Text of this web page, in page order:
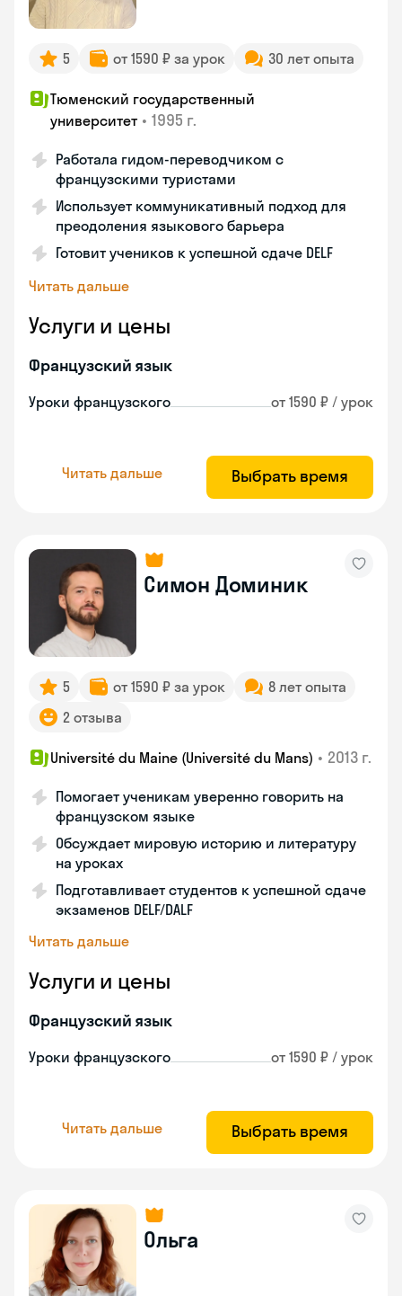
5 от 1590 ₽ за урок 30 лет опыта
Тюменский государственный
университет • 1995 г.
Работала гидом-переводчиком с
французскими туристами
Использует коммуникативный подход для
преодоления языкового барьера
Готовит учеников к успешной сдаче DELF
Читать дальше
Услуги и цены
Французский язык
Уроки французского от 1590 ₽ / урок
Читать дальше Выбрать время
Симон Доминик
5 от 1590 ₽ за урок
8 лет опыта
2 отзыва
Université du Maine (Université du Mans) • 2013 г.
Помогает ученикам уверенно говорить на
французском языке
Обсуждает мировую историю и литературу
на уроках
Подготавливает студентов к успешной сдаче
экзаменов DELF/DALF
Читать дальше
Услуги и цены
Французский язык
Уроки французского от 1590 ₽ / урок
Читать дальше Выбрать время
Ольга